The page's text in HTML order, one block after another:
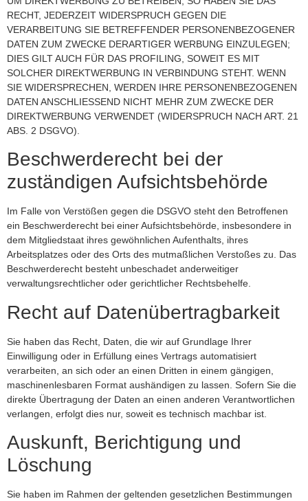
RECHT, JEDERZEIT WIDERSPRUCH GEGEN DIE
VERARBEITUNG SIE BETREFFENDER PERSONENBEZOGENER
DATEN ZUM ZWECKE DERARTIGER WERBUNG EINZULEGEN;
DIES GILT AUCH FÜR DAS PROFILING, SOWEIT ES MIT
SOLCHER DIREKTWERBUNG IN VERBINDUNG STEHT. WENN
SIE WIDERSPRECHEN, WERDEN IHRE PERSONENBEZOGENEN
DATEN ANSCHLIESSEND NICHT MEHR ZUM ZWECKE DER
DIREKTWERBUNG VERWENDET (WIDERSPRUCH NACH ART. 21
ABS. 2 DSGVO).
Beschwerde­recht bei der
zuständigen Aufsichts­behörde
Im Falle von Verstößen gegen die DSGVO steht den Betroffenen
ein Beschwerderecht bei einer Aufsichtsbehörde, insbesondere in
dem Mitgliedstaat ihres gewöhnlichen Aufenthalts, ihres
Arbeitsplatzes oder des Orts des mutmaßlichen Verstoßes zu. Das
Beschwerderecht besteht unbeschadet anderweitiger
verwaltungsrechtlicher oder gerichtlicher Rechtsbehelfe.
Recht auf Daten­übertrag­barkeit
Sie haben das Recht, Daten, die wir auf Grundlage Ihrer
Einwilligung oder in Erfüllung eines Vertrags automatisiert
verarbeiten, an sich oder an einen Dritten in einem gängigen,
maschinenlesbaren Format aushändigen zu lassen. Sofern Sie die
direkte Übertragung der Daten an einen anderen Verantwortlichen
verlangen, erfolgt dies nur, soweit es technisch machbar ist.
Auskunft, Berichtigung und
Löschung
Sie haben im Rahmen der geltenden gesetzlichen Bestimmungen